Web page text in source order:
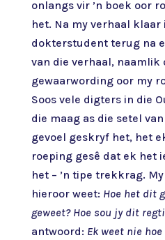
onlangs vir ’n boek oor
het. Na my verhaal klaar
dokterstudent terug na
van die verhaal, naamlik
gewaarwording oor my
Soos vele digters in die
die maag as die setel
gevoel geskryf het, het
roeping gesê dat ek het
het – ’n tipe trekkrag.
hieroor weet: Hoe het dit
geweet? Hoe sou jy dit
antwoord: Ek weet nie hoe